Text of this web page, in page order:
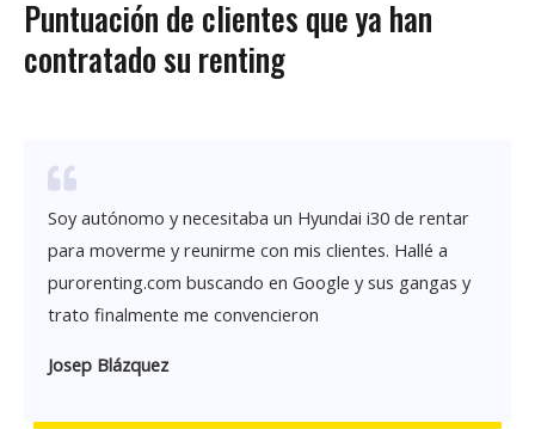
Puntuación de clientes que ya han
contratado su renting
Soy autónomo y necesitaba un Hyundai i30 de rentar
para moverme y reunirme con mis clientes. Hallé a
purorenting.com buscando en Google y sus gangas y
trato finalmente me convencieron
Josep Blázquez